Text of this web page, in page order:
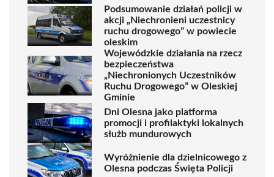
Podsumowanie działań policji w
akcji „Niechronieni uczestnicy
ruchu drogowego” w powiecie
oleskim
Wojewódzkie działania na rzecz
bezpieczeństwa
„Niechronionych Uczestników
Ruchu Drogowego” w Oleskiej
Gminie
Dni Olesna jako platforma
promocji i profilaktyki lokalnych
służb mundurowych
Wyróżnienie dla dzielnicowego z
Olesna podczas Święta Policji